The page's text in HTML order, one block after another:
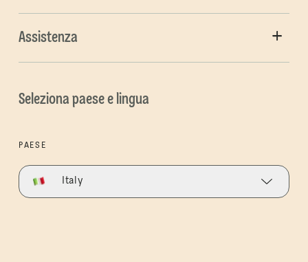
Assistenza
Seleziona paese e lingua
PAESE
Italy